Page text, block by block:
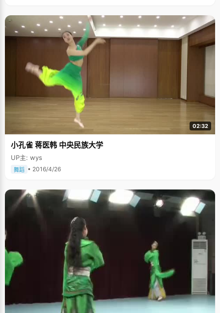
为里离家近一些，他最后选择了父亲所在的学校读高中，他觉得，二流中学
之所以二流，不是师资的问题，而是生源的问题。成绩是可以努力的，只要
肯下功夫，在那里都能出好成绩的。所以，汪天一这一努力，果然出了个状
元，也为当校长的父亲争了一口气。 曾经的英语差生 "你学习那么好，是聪
来，"不过我们宿舍一个牛人拍着肩膀安慰我说他智商也是87的时候，我心里
就平衡了。" 汪天一高考英语考了146分，不过他曾经也在英语上很不开窍。
汪天一读小学的时候，作为英语特级教师的爸爸曾经试着给儿子英语早期教
育，就教了汪天一两个英语单词，岂料费了半天功夫，汪天一还是一脸茫
然，不知所以的样子。"爸爸无可奈何的放弃了，认为我的英语理解能力太差
了，等初中以后再慢慢理解吧，自此他基本就没教过我英语了，都让我自己
跟着老师去学习和找感觉。"汪天一学习英语的诀窍就是找语感，背课文，看
英语读物，写东西，这些都是学好英语最有效的办法。直到高中以后，汪天
一才有了与爸爸交流英语的机会。 汪天一并不比其他孩子聪明，但有个最大
的优势就是能静，他从小就非常听话，很自觉，性格里就充满了安静的因
素，基本不淘气，甚至没有打过架。当其他小学生都在外玩耍，玩电子游戏
的时候，他每天放学回家也能自觉作业，看书，小学毕业的时候，他已经看
点起床，晚上十点半准时睡觉，中午还要睡一个小觉，并没有比别人多花多
少时间在学习上，平时还经常踊跃参与学校活动，但是成绩一直都名列前
念而已，而我会深入进去验证这个概念，分析哪些概念是需要深入理解
的，"汪天一说，"理解的去记忆比死记硬背更容易印象深刻，要用的时候也
能融会贯通。"汪天一不搞题海战术，但是总有老师或者同学说他做的题比任
何人多，深思一下，只能说汪天一的如此记忆法让他看到题目略加分析之后
就能把所需概念公式等信手拈来，灵活运动，做题速度和效率自然要高很
情事无巨细的都管到，往往只是引导性的列出一个大概，比如这个阶段应该
完成一个什么样的事情，至于如何去完成，该注意什么等都由汪天一自己把
握，渐渐也培养了他注重细节的习惯。 学校里的积极分子 汪天一是一个非常
活跃的男生，从一年级开始就当班长了，高中时候更是学校社团的活跃分
子，课外活动参加了不少，加上成绩优异，在学校里算是小名人了。12年的
班长经验磨练出一个干练、热情的汪天一，"我现在与人交流的能力挺强的，
至少不会怕生，与各个班的同学都混得很熟。" 人们对清华男生的评价往往是
低调，沉闷四个字，汪天一是个例外。到了清华以后，他也没有静下来，刚
进大一就竞选了班长，这学期又申请进入团委做事，他认为，在大学学习固
然重要，参加学生工作也是锻炼组织、社交等综合素质的一个好机会，这些
02:32
小孔雀 蒋医韩 中央民族大学
UP主: wys
舞蹈 • 2016/4/26